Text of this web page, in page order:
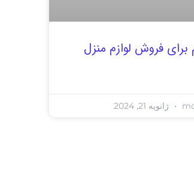
فروش لوازم منزل
ژانویه 21, 2024